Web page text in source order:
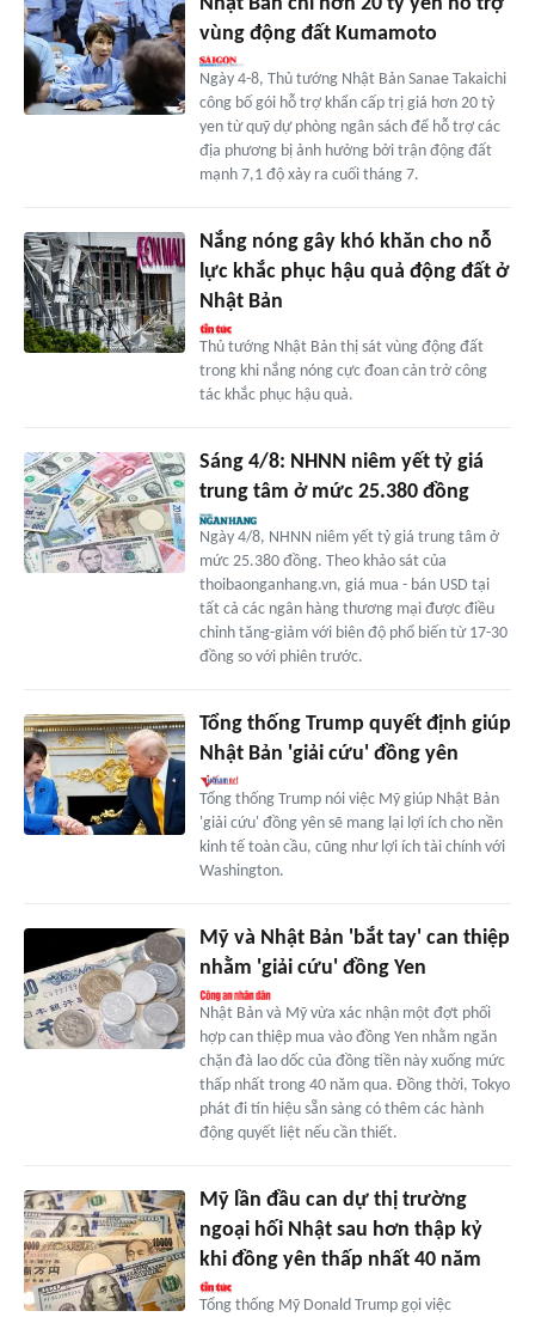
Nhật Bản chi hơn 20 tỷ yen hỗ trợ
vùng động đất Kumamoto
Ngày 4-8, Thủ tướng Nhật Bản Sanae Takaichi
công bố gói hỗ trợ khẩn cấp trị giá hơn 20 tỷ
yen từ quỹ dự phòng ngân sách để hỗ trợ các
địa phương bị ảnh hưởng bởi trận động đất
mạnh 7,1 độ xảy ra cuối tháng 7.
Nắng nóng gây khó khăn cho nỗ
lực khắc phục hậu quả động đất ở
Nhật Bản
Thủ tướng Nhật Bản thị sát vùng động đất
trong khi nắng nóng cực đoan cản trở công
tác khắc phục hậu quả.
Sáng 4/8: NHNN niêm yết tỷ giá
trung tâm ở mức 25.380 đồng
Ngày 4/8, NHNN niêm yết tỷ giá trung tâm ở
mức 25.380 đồng. Theo khảo sát của
thoibaonganhang.vn, giá mua - bán USD tại
tất cả các ngân hàng thương mại được điều
chỉnh tăng-giảm với biên độ phổ biến từ 17-30
đồng so với phiên trước.
Tổng thống Trump quyết định giúp
Nhật Bản 'giải cứu' đồng yên
Tổng thống Trump nói việc Mỹ giúp Nhật Bản
'giải cứu' đồng yên sẽ mang lại lợi ích cho nền
kinh tế toàn cầu, cũng như lợi ích tài chính với
Washington.
Mỹ và Nhật Bản 'bắt tay' can thiệp
nhằm 'giải cứu' đồng Yen
Nhật Bản và Mỹ vừa xác nhận một đợt phối
hợp can thiệp mua vào đồng Yen nhằm ngăn
chặn đà lao dốc của đồng tiền này xuống mức
thấp nhất trong 40 năm qua. Đồng thời, Tokyo
phát đi tín hiệu sẵn sàng có thêm các hành
động quyết liệt nếu cần thiết.
Mỹ lần đầu can dự thị trường
ngoại hối Nhật sau hơn thập kỷ
khi đồng yên thấp nhất 40 năm
Tổng thống Mỹ Donald Trump gọi việc